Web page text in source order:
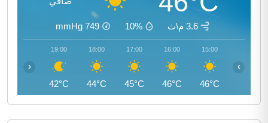
3.6 م\ث 10%
749
mmHg
15:00
46°C
16:00
46°C
17:00
45°C
18:00
44°C
19:00
42°C
‹ ›